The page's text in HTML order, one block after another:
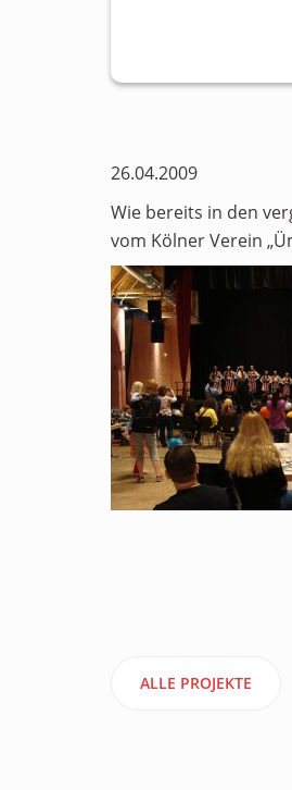
26.04.2009
Wie bereits in den
vom Kölner Verein
ALLE PROJEKTE